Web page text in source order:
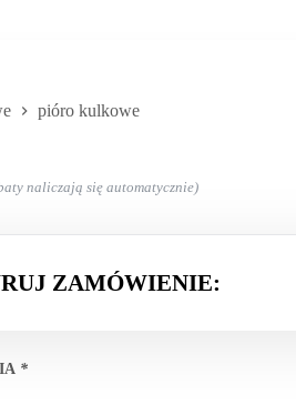
pióro kulkowe
naliczają się automatycznie)
ZAMÓWIENIE:
*